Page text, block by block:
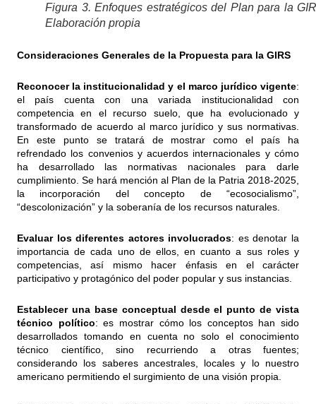
Figura 3. Enfoques estratégicos del Plan para la
Elaboración propia
Consideraciones Generales de la Propuesta para la GIRS
Reconocer la institucionalidad y el marco jurídico vigente:
el país cuenta con una variada institucionalidad con
competencia en el recurso suelo, que ha evolucionado y
transformado de acuerdo al marco jurídico y sus normativas.
En este punto se tratará de mostrar como el país ha
refrendado los convenios y acuerdos internacionales y cómo
ha desarrollado las normativas nacionales para darle
cumplimiento. Se hará mención al Plan de la Patria 2018-2025,
la incorporación del concepto de “ecosocialismo”,
“descolonización” y la soberanía de los recursos naturales.
Evaluar los diferentes actores involucrados: es denotar la
importancia de cada uno de ellos, en cuanto a sus roles y
competencias, así mismo hacer énfasis en el carácter
participativo y protagónico del poder popular y sus instancias.
Establecer una base conceptual desde el punto de vista
técnico político: es mostrar cómo los conceptos han sido
desarrollados tomando en cuenta no solo el conocimiento
técnico científico, sino recurriendo a otras fuentes;
considerando los saberes ancestrales, locales y lo nuestro
americano permitiendo el surgimiento de una visión propia.